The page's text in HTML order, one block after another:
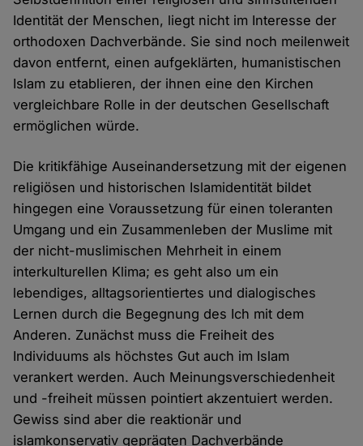
Identität der Menschen, liegt nicht im Interesse der
orthodoxen Dachverbände. Sie sind noch meilenweit
davon entfernt, einen aufgeklärten, humanistischen
Islam zu etablieren, der ihnen eine den Kirchen
vergleichbare Rolle in der deutschen Gesellschaft
ermöglichen würde.
Die kritikfähige Auseinandersetzung mit der eigenen
religiösen und historischen Islamidentität bildet
hingegen eine Voraussetzung für einen toleranten
Umgang und ein Zusammenleben der Muslime mit
der nicht-muslimischen Mehrheit in einem
interkulturellen Klima; es geht also um ein
lebendiges, alltagsorientiertes und dialogisches
Lernen durch die Begegnung des Ich mit dem
Anderen. Zunächst muss die Freiheit des
Individuums als höchstes Gut auch im Islam
verankert werden. Auch Meinungsverschiedenheit
und -freiheit müssen pointiert akzentuiert werden.
Gewiss sind aber die reaktionär und
islamkonservativ geprägten Dachverbände